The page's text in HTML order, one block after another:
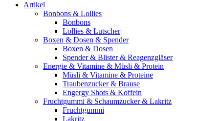
Artikel
Bonbons & Lollies
Bonbons
Lollies & Lutscher
Boxen & Dosen & Spender
Boxen & Dosen
Spender & Blister & Reagenzgläser
Energie & Vitamine & Müsli & Protein
Müsli & Vitamine & Proteine
Traubenzucker & Brause
Engergy Shots & Koffein
Fruchtgummi & Schaumzucker & Lakritz
Fruchtgummi
Lakritz